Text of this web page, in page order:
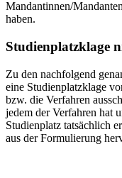
Mandantinnen/
haben.
Studienplatzklage
Zu den nachfolgend
eine Studienplatzklage
bzw. die Verfahren
jedem der Verfahren hat
Studienplatz tatsächlich
aus der Formulierung